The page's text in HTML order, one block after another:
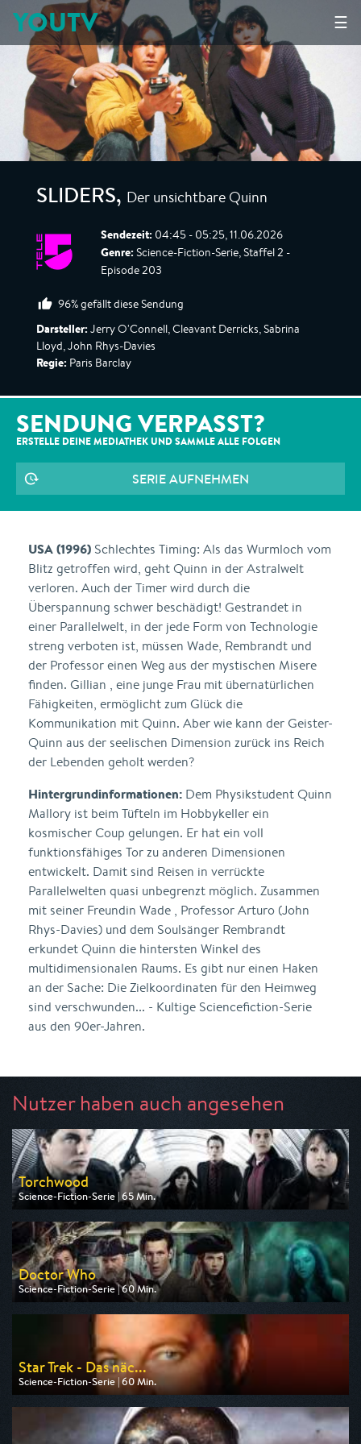
☰
YOUTV
SLIDERS, Der unsichtbare Quinn
Sendezeit: 04:45 - 05:25, 11.06.2026
Genre: Science-Fiction-Serie, Staffel 2 -
Episode 203
96% gefällt diese Sendung
Darsteller: Jerry O'Connell, Cleavant Derricks, Sabrina
Lloyd, John Rhys-Davies
Regie: Paris Barclay
SENDUNG VERPASST?
ERSTELLE DEINE MEDIATHEK UND SAMMLE ALLE FOLGEN
SERIE AUFNEHMEN
USA (1996) Schlechtes Timing: Als das Wurmloch vom
Blitz getroffen wird, geht Quinn in der Astralwelt
verloren. Auch der Timer wird durch die
Überspannung schwer beschädigt! Gestrandet in
einer Parallelwelt, in der jede Form von Technologie
streng verboten ist, müssen Wade, Rembrandt und
der Professor einen Weg aus der mystischen Misere
finden. Gillian , eine junge Frau mit übernatürlichen
Fähigkeiten, ermöglicht zum Glück die
Kommunikation mit Quinn. Aber wie kann der Geister-
Quinn aus der seelischen Dimension zurück ins Reich
der Lebenden geholt werden?
Hintergrundinformationen: Dem Physikstudent Quinn
Mallory ist beim Tüfteln im Hobbykeller ein
kosmischer Coup gelungen. Er hat ein voll
funktionsfähiges Tor zu anderen Dimensionen
entwickelt. Damit sind Reisen in verrückte
Parallelwelten quasi unbegrenzt möglich. Zusammen
mit seiner Freundin Wade , Professor Arturo (John
Rhys-Davies) und dem Soulsänger Rembrandt
erkundet Quinn die hintersten Winkel des
multidimensionalen Raums. Es gibt nur einen Haken
an der Sache: Die Zielkoordinaten für den Heimweg
sind verschwunden... - Kultige Sciencefiction-Serie
aus den 90er-Jahren.
Nutzer haben auch angesehen
Torchwood
Science-Fiction-Serie | 65 Min.
Ausgestrahlt von Tele 5
am 10.08.2026, 22:15
Doctor Who
Science-Fiction-Serie | 60 Min.
Ausgestrahlt von Tele 5
am 10.08.2026, 20:15
Star Trek - Das näc...
Science-Fiction-Serie | 60 Min.
Ausgestrahlt von Tele 5
am 10.08.2026, 15:05